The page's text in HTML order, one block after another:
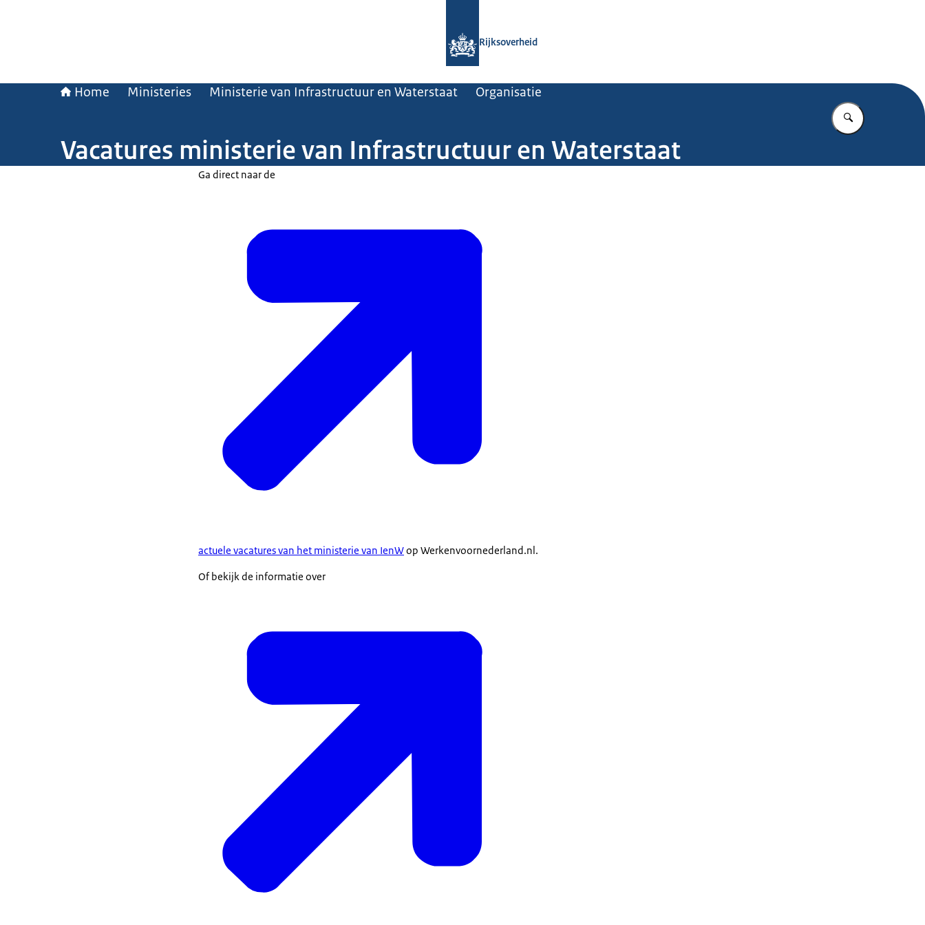
Rijksoverheid
Home Ministeries Ministerie van Infrastructuur en Waterstaat Organisatie
Vul in wat u
Vacatures ministerie van Infrastructuur en Waterstaat
Ga direct naar de
actuele vacatures van het ministerie van IenWop Werkenvoornederland.nl.
Of bekijk de informatie over